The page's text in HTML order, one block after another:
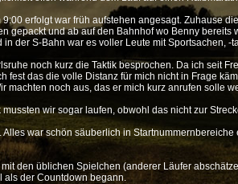
9:00 erfolgt war früh aufstehen angesagt. Zuhause
gepackt und ab auf den Bahnhof wo Benny bereits
in der S-Bahn war es voller Leute mit Sportsachen, -
noch kurz die Taktik besprochen. Da ich seit
fest das die volle Distanz für mich nicht in Frage
machten noch aus, das er mich kurz anrufen solle
wir sogar laufen, obwohl das nicht zur
war schön säuberlich in
den üblichen Spielchen (anderer Läufer
als der Countdown begann.